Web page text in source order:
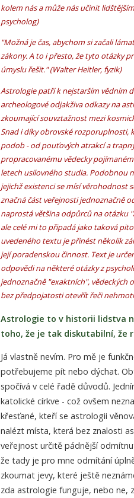
kolem nás a může nás učinit
psycholog)
"Možná je čas, abychom si začali
zákony. A to i přesto, že tyto otázky
úmyslu řešit." (Walter Heitler, fyzik)
Astrologie patří k nejstarším vědním
archeologové odjakživa odkazy na
zkoumající souvztažnost mezi
Snad i díky obrovské rozporuplnosti,
podob - od pouťových atrakcí a
propracovanému vědecky
letech usilovného studia. Podobnou
jejichž existenci se mísí věrohodnost
značná část veřejnosti jednoznačně
naprostá většina odpůrců na otázku
ale celé mi to připadá jako taková
uvedeného textu je přinést několik
její poradenskou činnost. Text je
odpovědi na některé otázky z
jednoznačně "exaktních", vědeckých
bez předpojatosti otevřít řeči
Astrologie to v historii lidstva
toho, že je tak diskutabilní, že
Já vlastně nevím. Pro mě je
potřebujeme pít nebo dýchat.
spočívá v celé řadě důvodů.
katolické církve - což ovšem
křesťané, kteří se astrologii
nalézt místa, která bez znalosti
veřejnost určitě pádnější
že tady je pro mne odmítání
zkoumat jevy, které ještě
zda astrologie funguje, nebo ne,